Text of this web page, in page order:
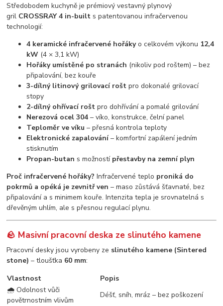
Středobodem kuchyně je prémiový vestavný plynový
gril CROSSRAY 4 in-built s patentovanou infračervenou
technologií:
4 keramické infračervené hořákyo celkovém výkonu 12,4
kW (4 × 3,1 kW)
Hořáky umístěné po stranách (nikoliv pod roštem) – bez
připalování, bez kouře
3-dílný litinový grilovací rošt pro dokonalé grilovací
stopy
2-dílný ohřívací rošt pro dohřívání a pomalé grilování
Nerezová ocel 304 – víko, konstrukce, čelní panel
Teploměr ve víku – přesná kontrola teploty
Elektronické zapalování– komfortní zapálení jedním
stisknutím
Propan-butan s možností přestavby na zemní plyn
Proč infračervené hořáky? Infračervené teplo proniká do
pokrmů a opéká je zevnitř ven – maso zůstává šťavnaté, bez
připalování a s minimem kouře. Intenzita tepla je srovnatelná s
dřevěným uhlím, ale s přesnou regulací plynu.
🪨 Masivní pracovní deska ze slinutého kamene
Pracovní desky jsou vyrobeny ze slinutého kamene (Sintered
stone) – tloušťka 60 mm:
Vlastnost
Popis
🌧️ Odolnost vůči
povětrnostním vlivům
Déšť, sníh, mráz – bez poškození